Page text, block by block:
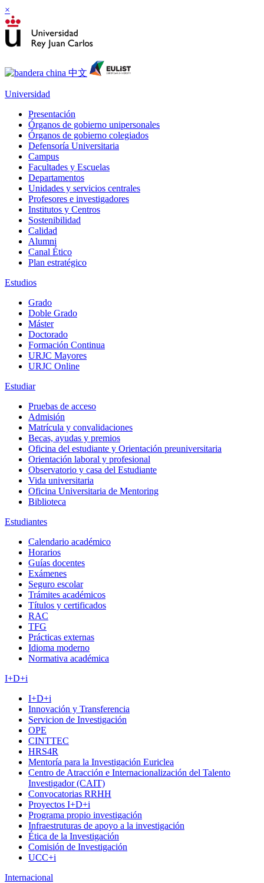
×
Universidad
Presentación
Órganos de gobierno unipersonales
Órganos de gobierno colegiados
Defensoría Universitaria
Campus
Facultades y Escuelas
Departamentos
Unidades y servicios centrales
Profesores e investigadores
Institutos y Centros
Sostenibilidad
Calidad
Alumni
Canal Ético
Plan estratégico
Estudios
Grado
Doble Grado
Máster
Doctorado
Formación Continua
URJC Mayores
URJC Online
Estudiar
Pruebas de acceso
Admisión
Matrícula y convalidaciones
Becas, ayudas y premios
Oficina del estudiante y Orientación preuniversitaria
Orientación laboral y profesional
Observatorio y casa del Estudiante
Vida universitaria
Oficina Universitaria de Mentoring
Biblioteca
Estudiantes
Calendario académico
Horarios
Guías docentes
Exámenes
Seguro escolar
Trámites académicos
Títulos y certificados
RAC
TFG
Prácticas externas
Idioma moderno
Normativa académica
I+D+i
I+D+i
Innovación y Transferencia
Servicion de Investigación
OPE
CINTTEC
HRS4R
Mentoría para la Investigación Euriclea
Centro de Atracción e Internacionalización del Talento
Investigador (CAIT)
Convocatorias RRHH
Proyectos I+D+i
Programa propio investigación
Infraestruturas de apoyo a la investigación
Ética de la Investigación
Comisión de Investigación
UCC+i
Internacional